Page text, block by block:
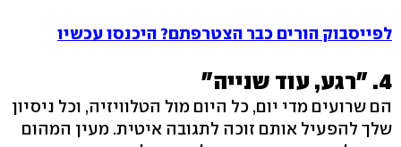
לפייסבוק הורים כבר הצטרפתם? היכנסו עכשיו
4. "רגע, עוד שנייה"
הם שרועים מדי יום, כל היום מול הטלוויזיה, וכל ניסיון
שלך להפעיל אותם זוכה לתגובה איטית. מעין המהום